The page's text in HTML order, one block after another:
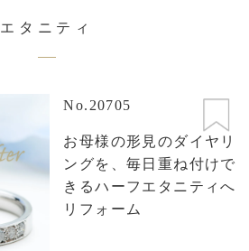
エタニティ
No.20705
お母様の形見のダイヤリ
ングを、毎日重ね付けで
きるハーフエタニティへ
リフォーム